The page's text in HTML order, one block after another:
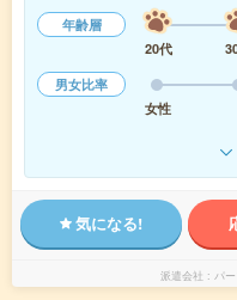
年齢層
20代
男女比率
女性
気になる!
派遣会社 パ